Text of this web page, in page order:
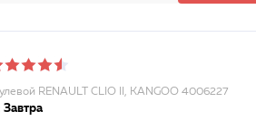
RENAULT CLIO II, KANGOO 4006227
Завтра